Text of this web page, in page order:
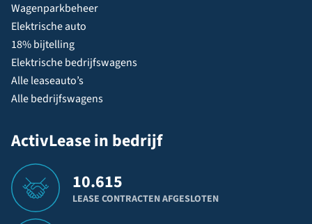
Wagenparkbeheer
Elektrische auto
18% bijtelling
Elektrische bedrijfswagens
Alle leaseauto’s
Alle bedrijfswagens
ActivLease in bedrijf
10.615
LEASE CONTRACTEN AFGESLOTEN